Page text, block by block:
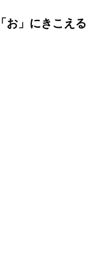
お」にきこえる